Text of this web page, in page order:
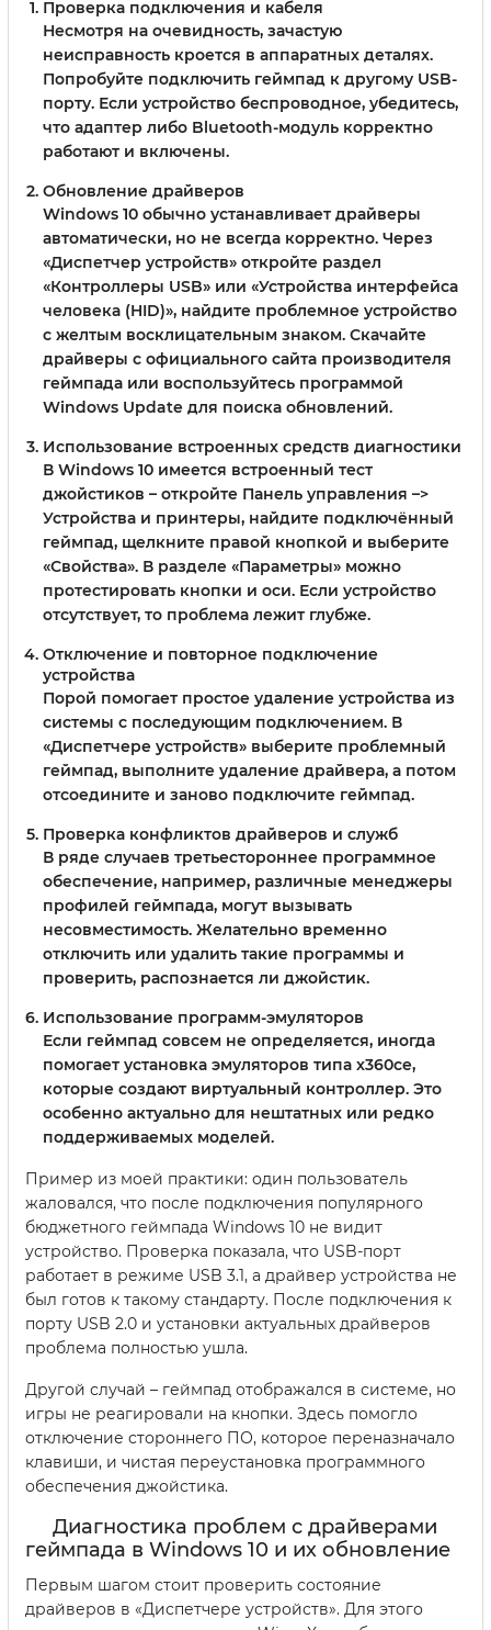
Проверка подключения и кабеля
Несмотря на очевидность, зачастую
неисправность кроется в аппаратных деталях.
Попробуйте подключить геймпад к другому USB-
порту. Если устройство беспроводное, убедитесь,
что адаптер либо Bluetooth-модуль корректно
работают и включены.
Обновление драйверов
Windows 10 обычно устанавливает драйверы
автоматически, но не всегда корректно. Через
«Диспетчер устройств» откройте раздел
«Контроллеры USB» или «Устройства интерфейса
человека (HID)», найдите проблемное устройство
с желтым восклицательным знаком. Скачайте
драйверы с официального сайта производителя
геймпада или воспользуйтесь программой
Windows Update для поиска обновлений.
Использование встроенных средств диагностики
В Windows 10 имеется встроенный тест
джойстиков – откройте Панель управления –>
Устройства и принтеры, найдите подключённый
геймпад, щелкните правой кнопкой и выберите
«Свойства». В разделе «Параметры» можно
протестировать кнопки и оси. Если устройство
отсутствует, то проблема лежит глубже.
Отключение и повторное подключение
устройства
Порой помогает простое удаление устройства из
системы с последующим подключением. В
«Диспетчере устройств» выберите проблемный
геймпад, выполните удаление драйвера, а потом
отсоедините и заново подключите геймпад.
Проверка конфликтов драйверов и служб
В ряде случаев третьестороннее программное
обеспечение, например, различные менеджеры
профилей геймпада, могут вызывать
несовместимость. Желательно временно
отключить или удалить такие программы и
проверить, распознается ли джойстик.
Использование программ-эмуляторов
Если геймпад совсем не определяется, иногда
помогает установка эмуляторов типа x360ce,
которые создают виртуальный контроллер. Это
особенно актуально для нештатных или редко
поддерживаемых моделей.
Пример из моей практики: один пользователь
жаловался, что после подключения популярного
бюджетного геймпада Windows 10 не видит
устройство. Проверка показала, что USB-порт
работает в режиме USB 3.1, а драйвер устройства не
был готов к такому стандарту. После подключения к
порту USB 2.0 и установки актуальных драйверов
проблема полностью ушла.
Другой случай – геймпад отображался в системе, но
игры не реагировали на кнопки. Здесь помогло
отключение стороннего ПО, которое переназначало
клавиши, и чистая переустановка программного
обеспечения джойстика.
Диагностика проблем с драйверами
геймпада в Windows 10 и их обновление
Первым шагом стоит проверить состояние
драйверов в «Диспетчере устройств». Для этого